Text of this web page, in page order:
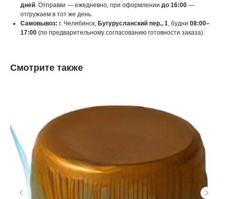
дней. Отправки — ежедневно, при оформлении до 16:00 —
отгружаем в тот же день.
Самовывоз: г. Челябинск, Бугурусланский пер., 1, будни 08:00–
17:00 (по предварительному согласованию готовности заказа).
Смотрите также